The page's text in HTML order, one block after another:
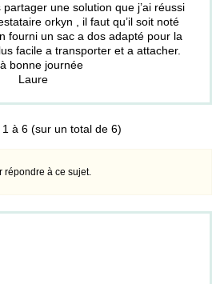
une solution que j’ai réussi
orkyn , il faut qu’il soit noté
fourni un sac a dos adapté pour la
facile a transporter et a attacher.
bonne journée
Laure
à 6 (sur un total de 6)
répondre à ce sujet.